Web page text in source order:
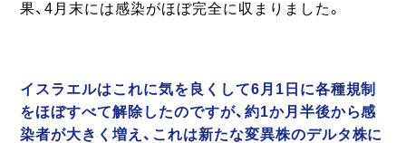
果、4月末には感染がほぼ完全に収まりました。
イスラエルはこれに気を良くして6月1日に各種規制
をほぼすべて解除したのですが、約1か月半後から感
染者が大きく増え、これは新たな変異株のデルタ株に